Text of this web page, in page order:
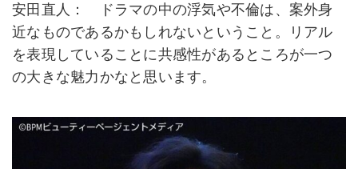
安田直人： ドラマの中の浮気や不倫は、案外身
近なものであるかもしれないということ。リアル
を表現していることに共感性があるところが一つ
の大きな魅力かなと思います。